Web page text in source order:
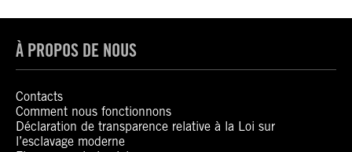
À PROPOS DE NOUS
Contacts
Comment nous fonctionnons
Déclaration de transparence relative à la Loi sur
l’esclavage moderne